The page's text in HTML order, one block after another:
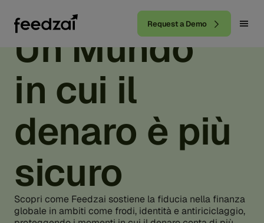
Request a Demo
Un Mundo
in cui il
denaro è più
sicuro
Scopri come Feedzai sostiene la fiducia nella finanza
globale in ambiti come frodi, identità e antiriciclaggio,